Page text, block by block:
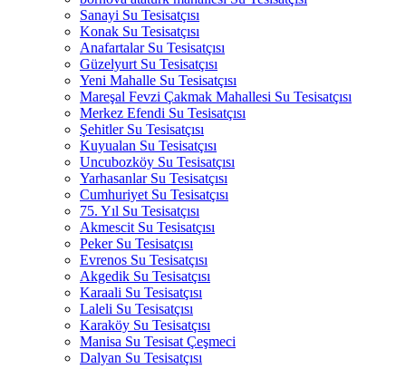
Sanayi Su Tesisatçısı
Konak Su Tesisatçısı
Anafartalar Su Tesisatçısı
Güzelyurt Su Tesisatçısı
Yeni Mahalle Su Tesisatçısı
Mareşal Fevzi Çakmak Mahallesi Su Tesisatçısı
Merkez Efendi Su Tesisatçısı
Şehitler Su Tesisatçısı
Kuyualan Su Tesisatçısı
Uncubozköy Su Tesisatçısı
Yarhasanlar Su Tesisatçısı
Cumhuriyet Su Tesisatçısı
75. Yıl Su Tesisatçısı
Akmescit Su Tesisatçısı
Peker Su Tesisatçısı
Evrenos Su Tesisatçısı
Akgedik Su Tesisatçısı
Karaali Su Tesisatçısı
Laleli Su Tesisatçısı
Karaköy Su Tesisatçısı
Manisa Su Tesisat Çeşmeci
Dalyan Su Tesisatçısı